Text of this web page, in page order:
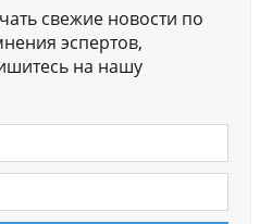
свежие новости по
эспертов,
на нашу